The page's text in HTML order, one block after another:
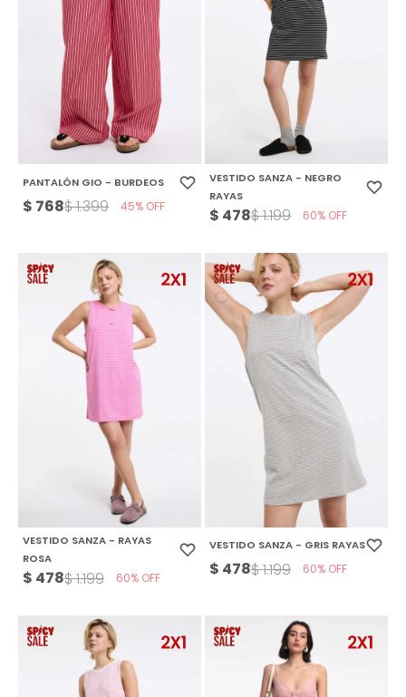
PANTALÓN GIO - BURDEOS
$ 768$1.399 45
VESTIDO SANZA - NEGRO
RAYAS
$ 478$1.199 60
VESTIDO SANZA - RAYAS
ROSA
$ 478$1.199 60
VESTIDO SANZA - GRIS RAYAS
$ 478$1.199 60